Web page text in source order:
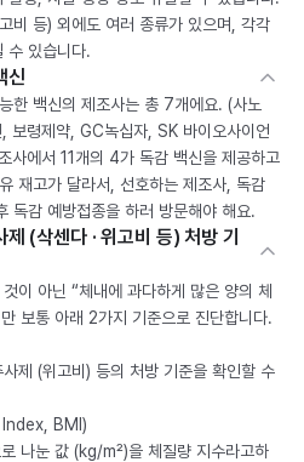
비 등) 외에도 여러 종류가 있으며, 각각
수 있습니다.
신
한 백신의 제조사는 총 7개에요. (사노
보령제약, GC녹십자, SK 바이오사이언
사에서 11개의 4가 독감 백신을 제공하고
재고가 달라서, 선호하는 제조사, 독감
독감 예방접종을 하러 방문해야 해요.
(삭센다 · 위고비 등) 처방 기
이 아닌 “체내에 과다하게 많은 양의 체
보통 아래 2가지 기준으로 진단합니다.
제 (위고비) 등의 처방 기준을 확인할 수
BMI)
나눈 값 (kg/m²)을 체질량 지수라고하